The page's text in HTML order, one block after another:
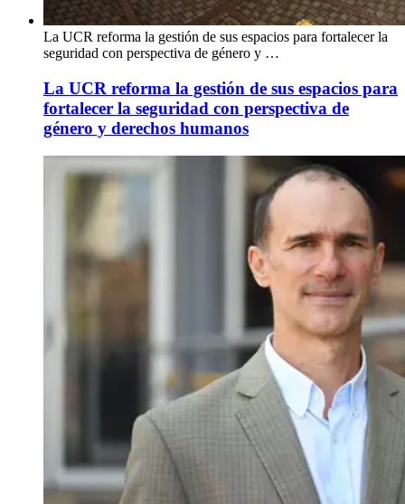
La UCR reforma la gestión de sus espacios para fortalecer la
seguridad con perspectiva de género y …
La UCR reforma la gestión de sus espacios para
fortalecer la seguridad con perspectiva de
género y derechos humanos